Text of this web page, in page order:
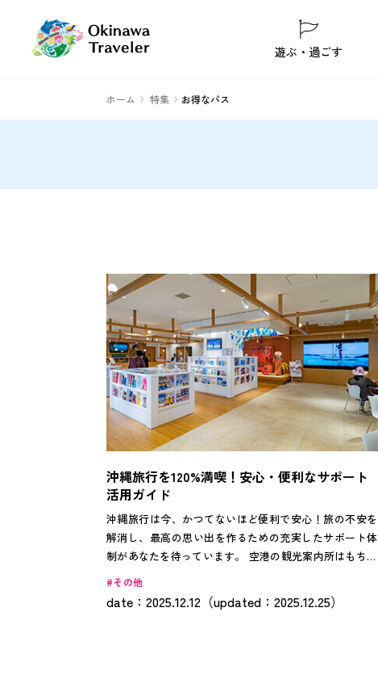
遊ぶ・過ごす
ホーム 特集 お得なパス
沖縄旅行を120%満喫！安心・便利なサポート
活用ガイド
沖縄旅行は今、かつてないほど便利で安心！旅の不安を
解消し、最高の思い出を作るための充実したサポート体
制があなたを待っています。 空港の観光案内所はもちろ
ん、沖縄都市モノレール旭橋駅隣の「沖縄観光情報セン
ター」では、豊富な観光情報、きめ細やかな旅行相談、
さらにお得な周遊券や割引チケットまで、旅に役立つサ
その他
date：2025.12.12（updated：2025.12.25）